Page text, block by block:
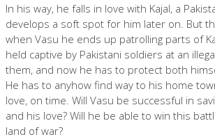
In his way, he falls in love with Kajal, a
develops a soft spot for him later on. But
when Vasu he ends up patrolling parts of
held captive by Pakistani soldiers at an
them, and now he has to protect both
He has to anyhow find way to his home
love, on time. Will Vasu be successful in
and his love? Will he be able to win this
land of war?